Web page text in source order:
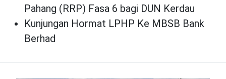
Pahang (RRP) Fasa 6 bagi DUN Kerdau
Kunjungan Hormat LPHP Ke MBSB Bank
Berhad